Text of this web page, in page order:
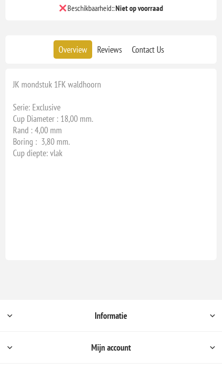
Beschikbaarheid::Niet op voorraad
Overview Reviews Contact Us
JK mondstuk 1FK waldhoorn
Serie: Exclusive
Cup Diameter : 18,00 mm.
Rand : 4,00 mm
Boring : 3,80 mm.
Cup diepte: vlak
Informatie
Mijn account